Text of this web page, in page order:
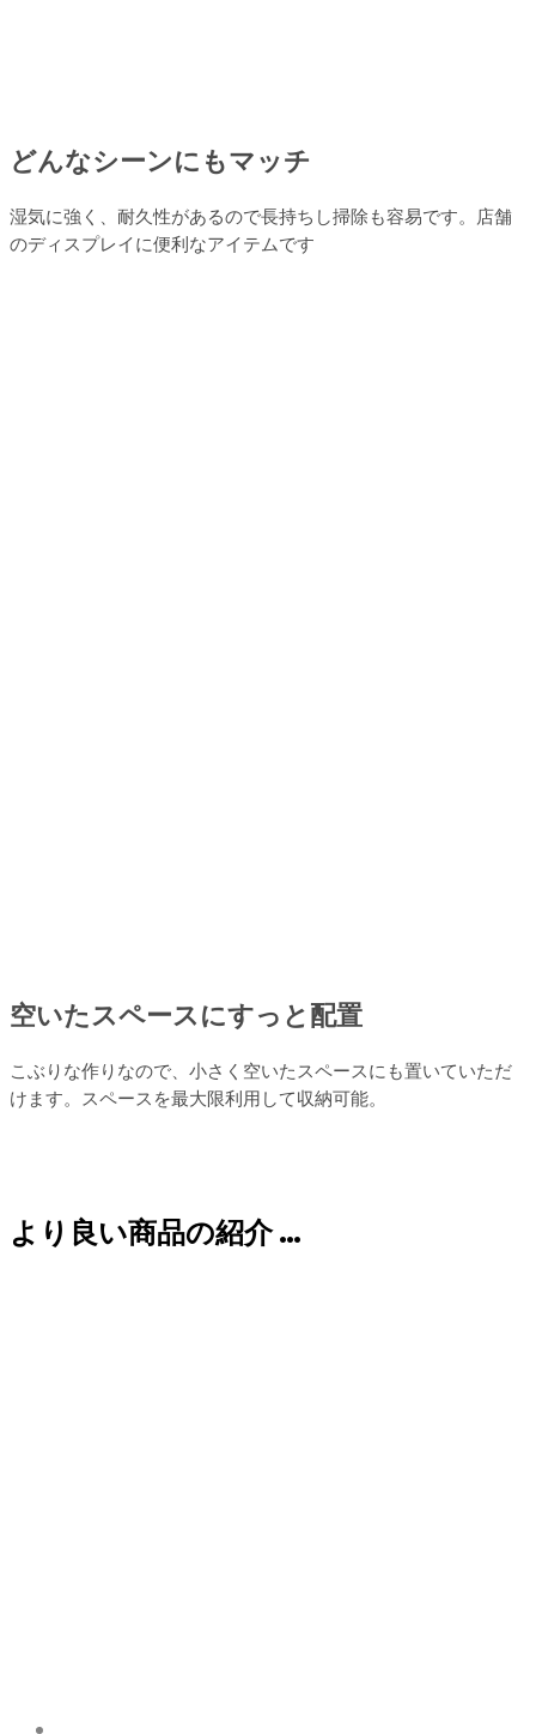
どんなシーンにもマッチ
湿気に強く、耐久性があるので長持ちし掃除も容易です。店舗
のディスプレイに便利なアイテムです
空いたスペースにすっと配置
こぶりな作りなので、小さく空いたスペースにも置いていただ
けます。スペースを最大限利用して収納可能。
より良い商品の紹介 …